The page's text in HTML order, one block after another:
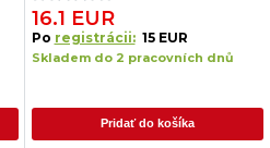
16.1 EUR
Po registrácii: 15 EUR
Skladem do 2 pracovních dnů
Pridať do košíka